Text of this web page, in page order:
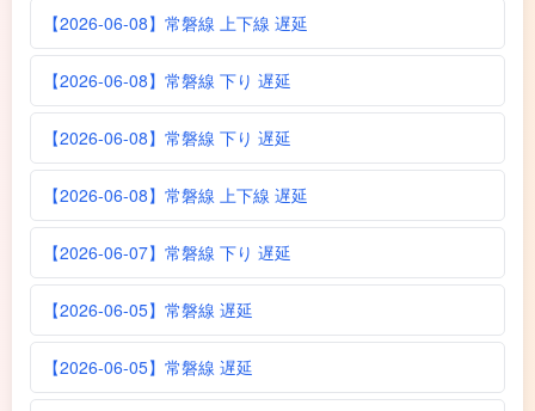
【2026-06-08】常磐線 上下線 遅延
【2026-06-08】常磐線 下り 遅延
【2026-06-08】常磐線 下り 遅延
【2026-06-08】常磐線 上下線 遅延
【2026-06-07】常磐線 下り 遅延
【2026-06-05】常磐線 遅延
【2026-06-05】常磐線 遅延